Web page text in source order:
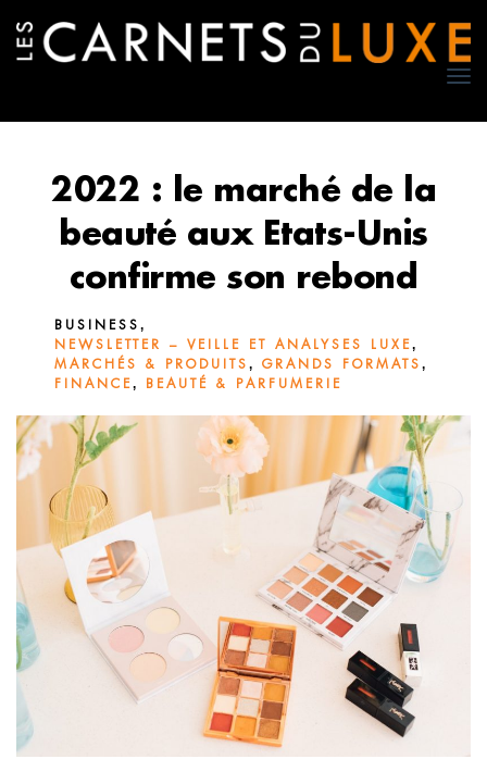
2022 : le marché de la
beauté aux Etats-Unis
confirme son rebond
BUSINESS ,
NEWSLETTER – VEILLE ET ANALYSES LUXE,
MARCHÉS & PRODUITS , GRANDS FORMATS ,
FINANCE, BEAUTÉ & PARFUMERIE